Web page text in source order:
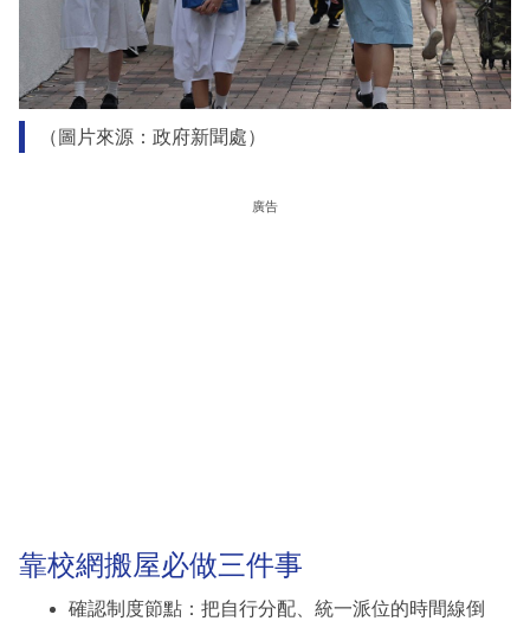
（圖片來源：政府新聞處）
廣告
靠校網搬屋必做三件事
確認制度節點：把自行分配、統一派位的時間線倒